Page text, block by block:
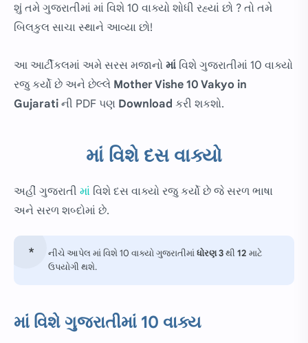
શું તમે ગુજરાતીમાં માં વિશે 10 વાક્યો શોધી રહ્યાં છો ? તો તમે
બિલકુલ સાચા સ્થાને આવ્યા છો!
આ આર્ટીકલમાં અમે સરસ મજાનો માં વિશે ગુજરાતીમાં 10 વાક્યો
રજુ કર્યો છે અને છેલ્લે Mother Vishe 10 Vakyo in
Gujarati ની PDF પણ Download કરી શકશો.
માં વિશે દસ વાક્યો
અહીં ગુજરાતી માં વિશે દસ વાક્યો રજુ કર્યો છે જે સરળ ભાષા
અને સરળ શબ્દોમાં છે.
નીચે આપેલ માં વિશે 10 વાક્યો ગુજરાતીમાંધોરણ3થી 12 માટે
ઉપયોગી થશે.
માં વિશે ગુજરાતીમાં 10 વાક્ય